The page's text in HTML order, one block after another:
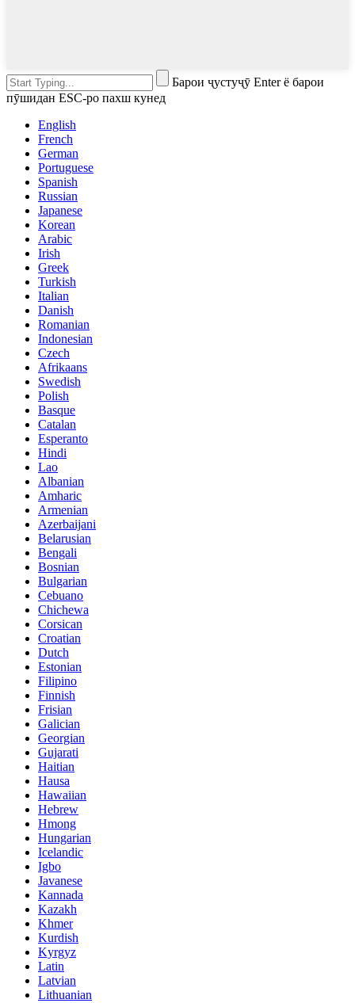
Барои ҷустуҷӯ Enter ё барои
пӯшидан ESC-ро пахш кунед
English
French
German
Portuguese
Spanish
Russian
Japanese
Korean
Arabic
Irish
Greek
Turkish
Italian
Danish
Romanian
Indonesian
Czech
Afrikaans
Swedish
Polish
Basque
Catalan
Esperanto
Hindi
Lao
Albanian
Amharic
Armenian
Azerbaijani
Belarusian
Bengali
Bosnian
Bulgarian
Cebuano
Chichewa
Corsican
Croatian
Dutch
Estonian
Filipino
Finnish
Frisian
Galician
Georgian
Gujarati
Haitian
Hausa
Hawaiian
Hebrew
Hmong
Hungarian
Icelandic
Igbo
Javanese
Kannada
Kazakh
Khmer
Kurdish
Kyrgyz
Latin
Latvian
Lithuanian